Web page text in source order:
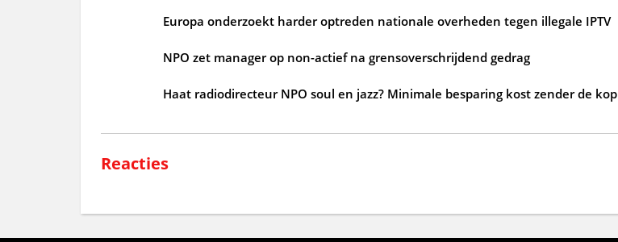
Europa onderzoekt harder optreden nationale overheden tegen illegale IPTV
NPO zet manager op non-actief na grensoverschrijdend gedrag
Haat radiodirecteur NPO soul en jazz? Minimale besparing kost zender de kop
Reacties